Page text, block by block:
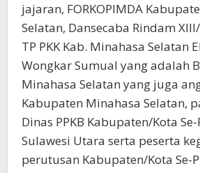
jajaran, FORKOPIMDA
Selatan, Dansecaba Rindam
TP PKK Kab. Minahasa Selatan
Wongkar Sumual yang adalah
Minahasa Selatan yang juga
Kabupaten Minahasa Selatan,
Dinas PPKB Kabupaten/Kota
Sulawesi Utara serta peserta
perutusan Kabupaten/Kota Se-